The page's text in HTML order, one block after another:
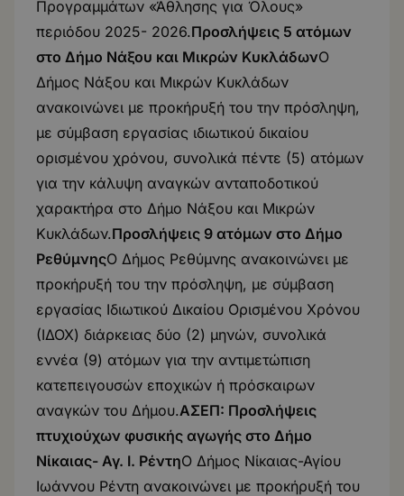
Προγραμμάτων «Άθλησης για Όλους»
περιόδου 2025- 2026.Προσλήψεις 5 ατόμων
στο Δήμο Νάξου και Μικρών ΚυκλάδωνΟ
Δήμος Νάξου και Μικρών Κυκλάδων
ανακοινώνει με προκήρυξή του την πρόσληψη,
με σύμβαση εργασίας ιδιωτικού δικαίου
ορισμένου χρόνου, συνολικά πέντε (5) ατόμων
για την κάλυψη αναγκών ανταποδοτικού
χαρακτήρα στο Δήμο Νάξου και Μικρών
Κυκλάδων.Προσλήψεις 9 ατόμων στο Δήμο
ΡεθύμνηςΟ Δήμος Ρεθύμνης ανακοινώνει με
προκήρυξή του την πρόσληψη, με σύμβαση
εργασίας Ιδιωτικού Δικαίου Ορισμένου Χρόνου
(ΙΔΟΧ) διάρκειας δύο (2) μηνών, συνολικά
εννέα (9) ατόμων για την αντιμετώπιση
κατεπειγουσών εποχικών ή πρόσκαιρων
αναγκών του Δήμου.ΑΣΕΠ: Προσλήψεις
πτυχιούχων φυσικής αγωγής στο Δήμο
Νίκαιας- Αγ. Ι. ΡέντηΟ Δήμος Νίκαιας-Αγίου
Ιωάννου Ρέντη ανακοινώνει με προκήρυξή του